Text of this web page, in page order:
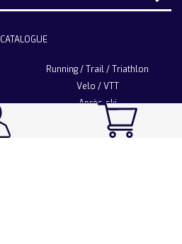
CATALOGUE
Running / Trail / Triathlon
Velo / VTT
Après-ski
Sport Fashion